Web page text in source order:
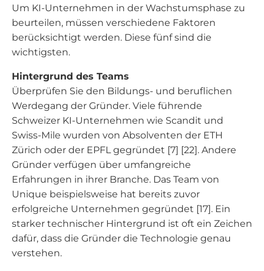
Um KI-Unternehmen in der Wachstumsphase zu
beurteilen, müssen verschiedene Faktoren
berücksichtigt werden. Diese fünf sind die
wichtigsten.
Hintergrund des Teams
Überprüfen Sie den Bildungs- und beruflichen
Werdegang der Gründer. Viele führende
Schweizer KI-Unternehmen wie Scandit und
Swiss-Mile wurden von Absolventen der ETH
Zürich oder der EPFL gegründet [7] [22]. Andere
Gründer verfügen über umfangreiche
Erfahrungen in ihrer Branche. Das Team von
Unique beispielsweise hat bereits zuvor
erfolgreiche Unternehmen gegründet [17]. Ein
starker technischer Hintergrund ist oft ein Zeichen
dafür, dass die Gründer die Technologie genau
verstehen.